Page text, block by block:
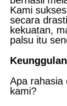
Kami
secara
kekuatan,
palsu itu
Apa rahasia
kami?